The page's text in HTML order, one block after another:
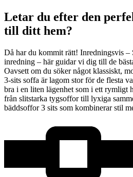
Letar du efter den
till ditt hem?
Då har du kommit rätt! Inredningsvis –
inredning – här guidar vi dig till de
Oavsett om du söker något klassiskt,
3-sits soffa är lagom stor för de flesta
bra i en liten lägenhet som i ett rymligt
från slitstarka tygsoffor till lyxiga
bäddsoffor 3 sits som kombinerar stil